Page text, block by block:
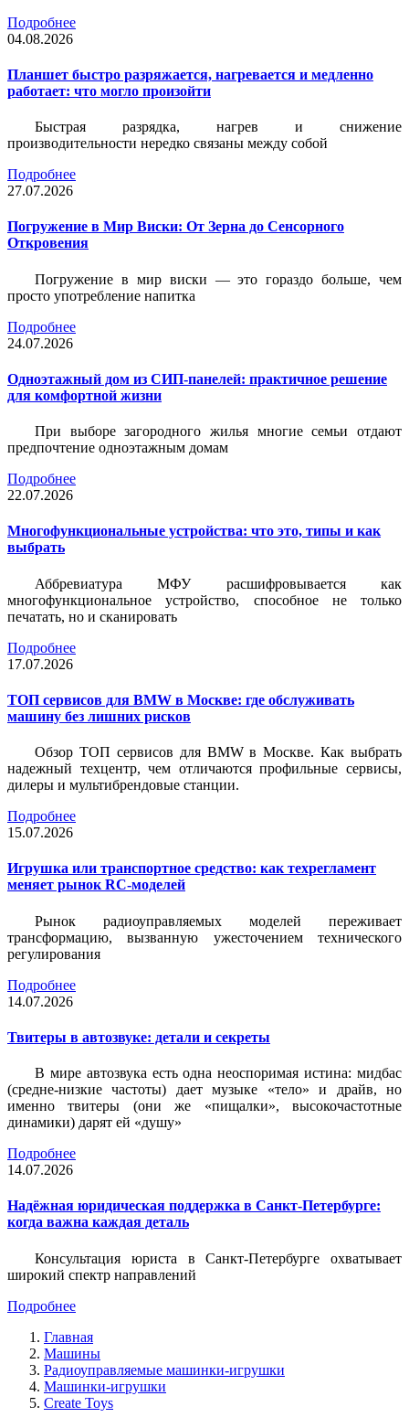
Подробнее
04.08.2026
Планшет быстро разряжается, нагревается и медленно
работает: что могло произойти
Быстрая разрядка, нагрев и снижение
производительности нередко связаны между собой
Подробнее
27.07.2026
Погружение в Мир Виски: От Зерна до Сенсорного
Откровения
Погружение в мир виски — это гораздо больше, чем
просто употребление напитка
Подробнее
24.07.2026
Одноэтажный дом из СИП-панелей: практичное решение
для комфортной жизни
При выборе загородного жилья многие семьи отдают
предпочтение одноэтажным домам
Подробнее
22.07.2026
Многофункциональные устройства: что это, типы и как
выбрать
Аббревиатура МФУ расшифровывается как
многофункциональное устройство, способное не только
печатать, но и сканировать
Подробнее
17.07.2026
ТОП сервисов для BMW в Москве: где обслуживать
машину без лишних рисков
Обзор ТОП сервисов для BMW в Москве. Как выбрать
надежный техцентр, чем отличаются профильные сервисы,
дилеры и мультибрендовые станции.
Подробнее
15.07.2026
Игрушка или транспортное средство: как техрегламент
меняет рынок RC-моделей
Рынок радиоуправляемых моделей переживает
трансформацию, вызванную ужесточением технического
регулирования
Подробнее
14.07.2026
Твитеры в автозвуке: детали и секреты
В мире автозвука есть одна неоспоримая истина: мидбас
(средне-низкие частоты) дает музыке «тело» и драйв, но
именно твитеры (они же «пищалки», высокочастотные
динамики) дарят ей «душу»
Подробнее
14.07.2026
Надёжная юридическая поддержка в Санкт-Петербурге:
когда важна каждая деталь
Консультация юриста в Санкт-Петербурге охватывает
широкий спектр направлений
Подробнее
Главная
Машины
Радиоуправляемые машинки-игрушки
Машинки-игрушки
Create Toys